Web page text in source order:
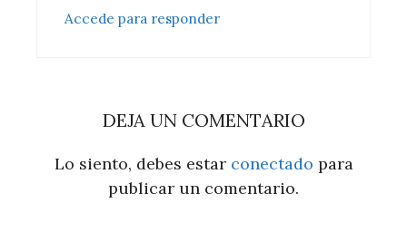
Accede para responder
DEJA UN COMENTARIO
Lo siento, debes estar conectado para
publicar un comentario.